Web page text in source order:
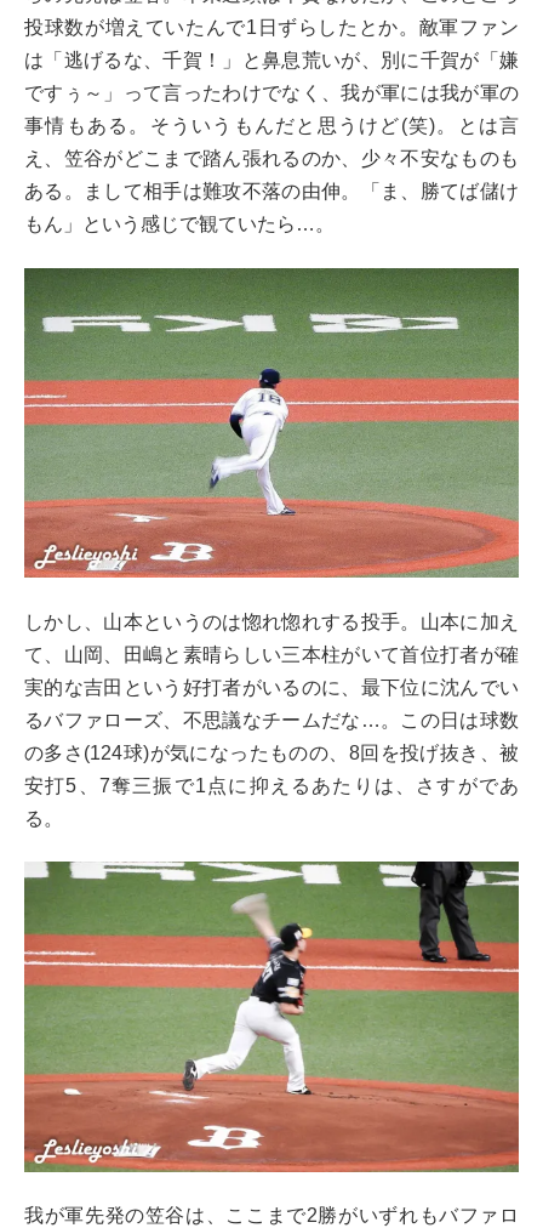
投球数が増えていたんで1日ずらしたとか。敵軍ファン
は「逃げるな、千賀！」と鼻息荒いが、別に千賀が「嫌
ですぅ～」って言ったわけでなく、我が軍には我が軍の
事情もある。そういうもんだと思うけど(笑)。とは言
え、笠谷がどこまで踏ん張れるのか、少々不安なものも
ある。まして相手は難攻不落の由伸。「ま、勝てば儲け
もん」という感じで観ていたら…。
しかし、山本というのは惚れ惚れする投手。山本に加え
て、山岡、田嶋と素晴らしい三本柱がいて首位打者が確
実的な吉田という好打者がいるのに、最下位に沈んでい
るバファローズ、不思議なチームだな…。この日は球数
の多さ(124球)が気になったものの、8回を投げ抜き、被
安打5、7奪三振で1点に抑えるあたりは、さすがであ
る。
我が軍先発の笠谷は、ここまで2勝がいずれもバファロ